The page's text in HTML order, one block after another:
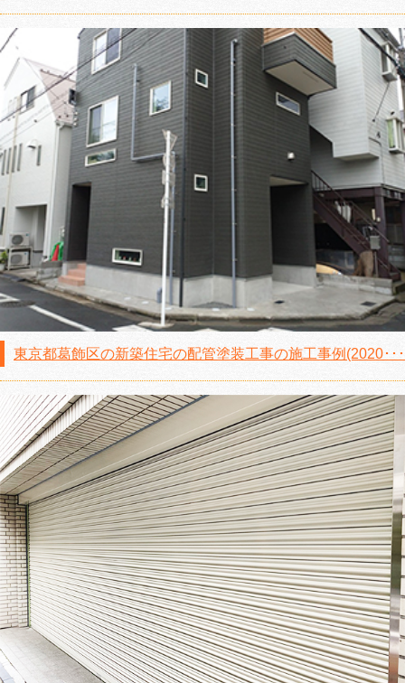
東京都葛飾区の新築住宅の配管塗装工事の施工事例(2020･･･